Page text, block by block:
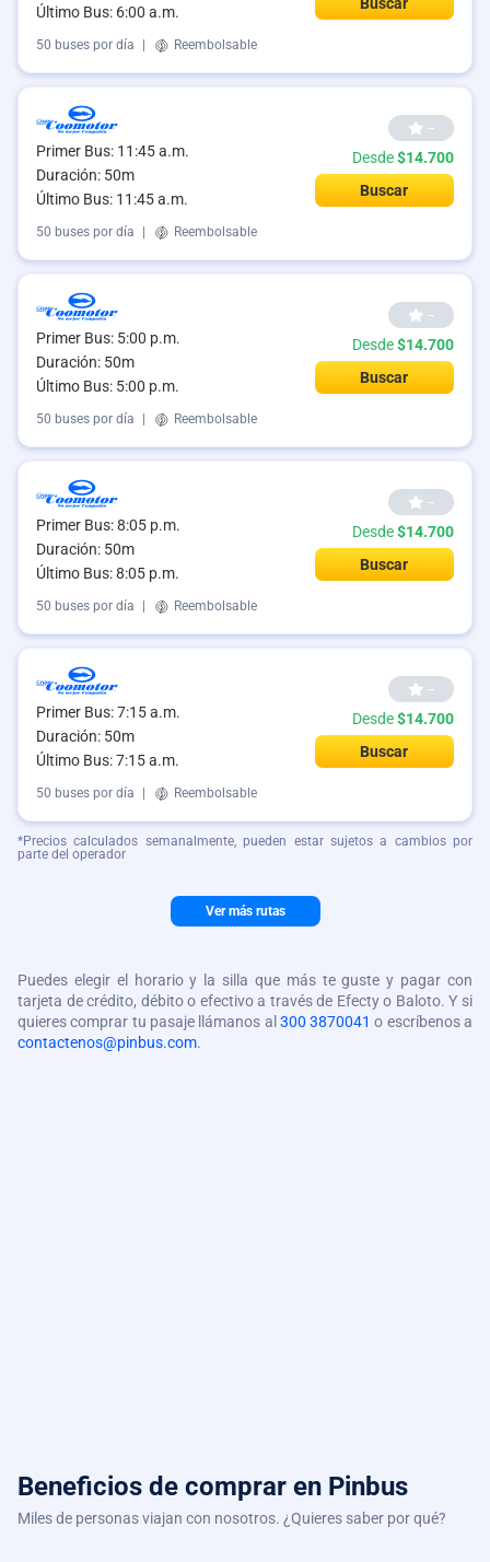
Último Bus: 6:00 a.m.
50 buses por día Reembolsable
Primer Bus: 11:45 a.m.
Duración: 50m
Último Bus: 11:45 a.m.
--
Desde$14.700
Buscar
50 buses por día Reembolsable
Primer Bus: 5:00 p.m.
Duración: 50m
Último Bus: 5:00 p.m.
--
Desde$14.700
Buscar
50 buses por día Reembolsable
Primer Bus: 8:05 p.m.
Duración: 50m
Último Bus: 8:05 p.m.
--
Desde$14.700
Buscar
50 buses por día Reembolsable
Primer Bus: 7:15 a.m.
Duración: 50m
Último Bus: 7:15 a.m.
--
Desde$14.700
Buscar
50 buses por día Reembolsable
*Precios calculados semanalmente, pueden estar sujetos a cambios por
parte del operador
Ver más rutas
Puedes elegir el horario y la silla que más te guste y pagar con
tarjeta de crédito, débito o efectivo a través de Efecty o Baloto. Y si
quieres comprar tu pasaje llámanos al 300 3870041 o escríbenos a
contactenos@pinbus.com.
Beneficios de comprar en Pinbus
Miles de personas viajan con nosotros. ¿Quieres saber por qué?